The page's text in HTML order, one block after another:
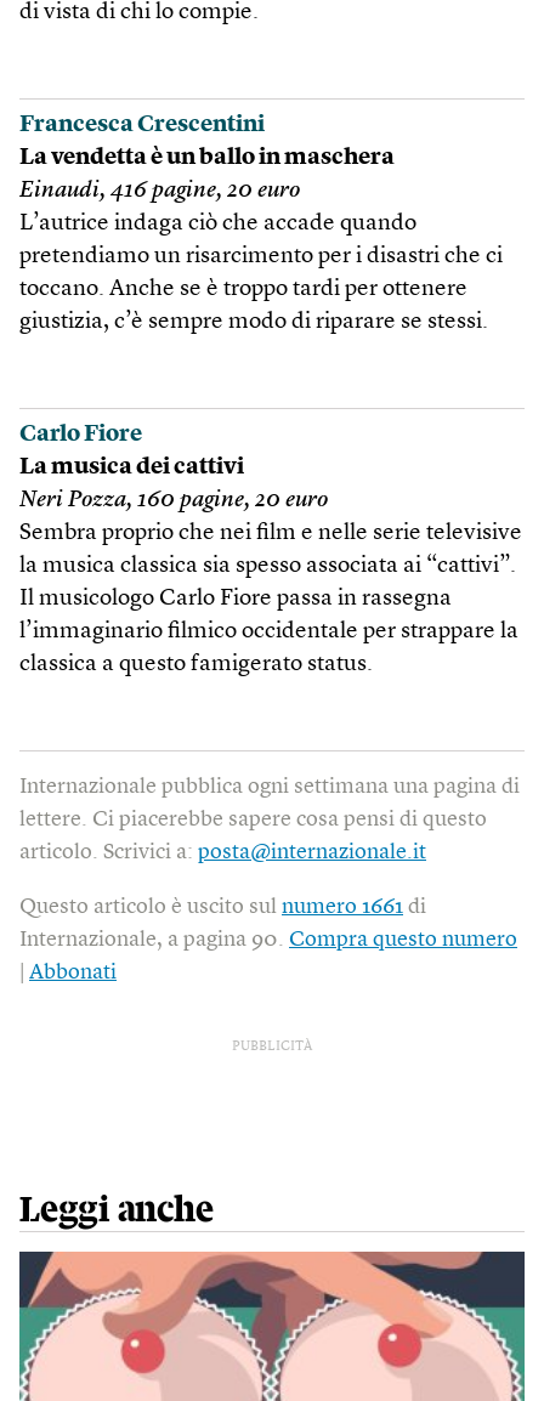
di vista di chi lo compie.
Francesca Crescentini
La vendetta è un ballo in maschera
Einaudi, 416 pagine, 20 euro
L’autrice indaga ciò che accade quando
pretendiamo un risarcimento per i disastri che ci
toccano. Anche se è troppo tardi per ottenere
giustizia, c’è sempre modo di riparare se stessi.
Carlo Fiore
La musica dei cattivi
Neri Pozza, 160 pagine, 20 euro
Sembra proprio che nei film e nelle serie televisive
la musica classica sia spesso associata ai “cattivi”.
Il musicologo Carlo Fiore passa in rassegna
l’immaginario filmico occidentale per strappare la
classica a questo famigerato status.
Internazionale pubblica ogni settimana una pagina di
lettere. Ci piacerebbe sapere cosa pensi di questo
articolo. Scrivici a: posta@internazionale.it
Questo articolo è uscito sul numero 1661 di
Internazionale, a pagina 90. Compra questo numero
Abbonati
PUBBLICITÀ
Leggi anche